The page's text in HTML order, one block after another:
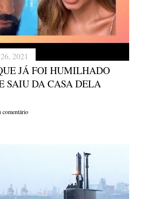
2021
JÁ FOI HUMILHADO
SAIU DA CASA DELA
comentário